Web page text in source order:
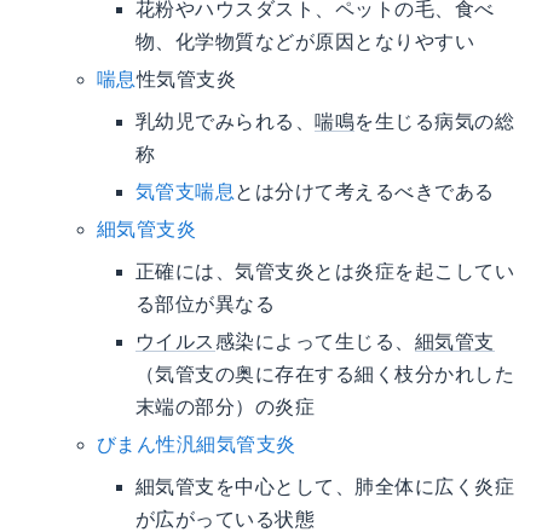
花粉やハウスダスト、ペットの毛、食べ
物、化学物質などが原因となりやすい
喘息性気管支炎
乳幼児でみられる、 喘鳴を生じる病気の総
称
気管支喘息 とは分けて考えるべきである
細気管支炎
正確には、気管支炎とは炎症を起こしてい
る部位が異なる
ウイルス感染によって生じる、 細気管支
（気管支の奥に存在する細く枝分かれした
末端の部分）の炎症
びまん性汎細気管支炎
細気管支を中心として、肺全体に広く炎症
が広がっている状態